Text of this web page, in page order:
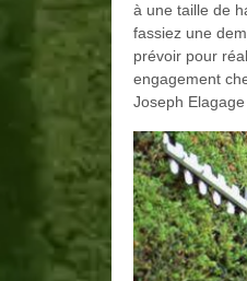
à une taille de
fassiez une
prévoir pour
engagement
Joseph